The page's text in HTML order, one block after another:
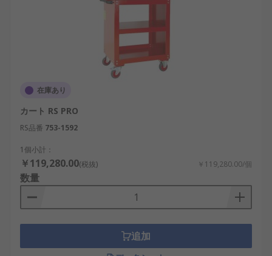
在庫あり
カート RS PRO
RS品番 753-1592
1個小計：
￥119,280.00(税抜) ￥119,280.00/個
数量
追加